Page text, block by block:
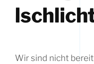
Wir sind nicht